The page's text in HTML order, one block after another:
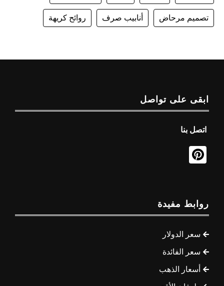
تصميم مرحاض أنابيب صرف روائح كريهة
ابقى على تواصل
اتصل بنا
روابط مفيدة
سعر الدولار
سعر الفائدة
أسعار الذهب